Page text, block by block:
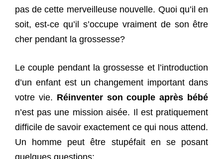
pas de cette merveilleuse nouvelle. Quoi qu’il en
soit, est-ce qu’il s’occupe vraiment de son être
cher pendant la grossesse?
Le couple pendant la grossesse et l’introduction
d’un enfant est un changement important dans
votre vie. Réinventer son couple après bébé
n’est pas une mission aisée. Il est pratiquement
difficile de savoir exactement ce qui nous attend.
Un homme peut être stupéfait en se posant
quelques questions: